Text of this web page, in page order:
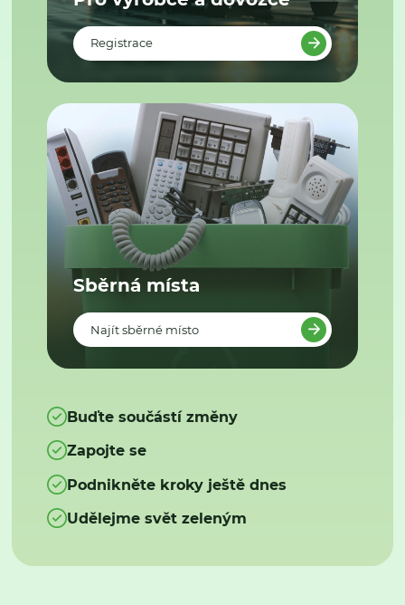
Registrace
Sběrná místa
Najít sběrné místo
Buďte součástí změny
Zapojte se
Podnikněte kroky ještě dnes
Udělejme svět zeleným